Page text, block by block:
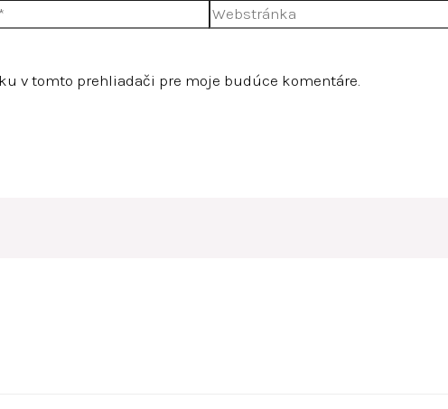
Webstránka
v tomto prehliadači pre moje budúce komentáre.